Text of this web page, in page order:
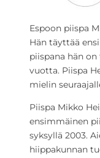
Espoon piispa
Hän täyttää
piispana hän
vuotta. Piispa
mielin
Piispa Mikko
ensimmäinen
syksyllä 2003.
hiippakunnan